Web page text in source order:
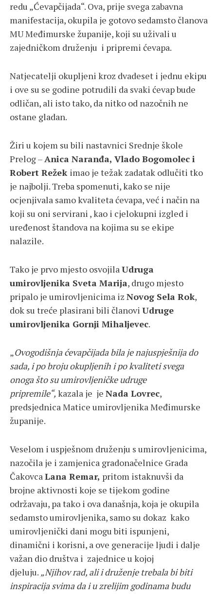
redu „Ćevapčijada“. Ova, prije svega zabavna
manifestacija, okupila je gotovo sedamsto članova
MU Međimurske županije, koji su uživali u
zajedničkom druženju i pripremi ćevapa.
Natjecatelji okupljeni kroz dvadeset i jednu ekipu
i ove su se godine potrudili da svaki ćevap bude
odličan, ali isto tako, da nitko od nazočnih ne
ostane gladan.
Žiri u kojem su bili nastavnici Srednje škole
Prelog –Anica Naranđa, Vlado Bogomolec i
Robert Režek imao je težak zadatak odlučiti tko
je najbolji. Treba spomenuti, kako se nije
ocjenjivala samo kvaliteta ćevapa, već i način na
koji su oni servirani , kao i cjelokupni izgled i
uređenost štandova na kojima su se ekipe
nalazile.
Tako je prvo mjesto osvojilaUdruga
umirovljenika Sveta Marija, drugo mjesto
pripalo je umirovljenicima iz Novog Sela Rok,
dok su treće plasirani bili članovi Udruge
umirovljenika Gornji Mihaljevec.
„Ovogodišnja ćevapčijada bila je najuspješnija do
sada, i po broju okupljenih i po kvaliteti svega
onoga što su umirovljeničke udruge
pripremile“, kazala je je Nada Lovrec,
predsjednica Matice umirovljenika Međimurske
županije.
Veselom i uspješnom druženju s umirovljenicima,
nazočila je i zamjenica gradonačelnice Grada
ČakovcaLana Remar, pritom istaknuvši da
brojne aktivnosti koje se tijekom godine
održavaju, pa tako i ova današnja, koja je okupila
sedamsto umirovljenika, samo su dokaz kako
umirovljenički dani mogu biti ispunjeni,
dinamični i korisni, a ove generacije ljudi i dalje
važan dio društva i zajednice u kojoj
djeluju. „Njihov rad, ali i druženje trebala bi biti
inspiracija svima da i u zrelijim godinama budu